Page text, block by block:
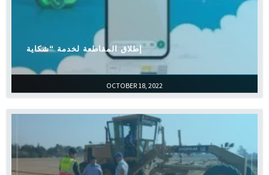
OCTOBER 18, 2022
إطلاق المقاطعة لخدمة “شكاية